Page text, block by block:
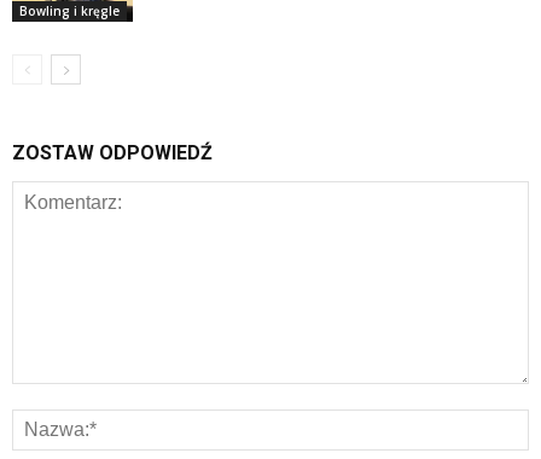
Bowling i kręgle
ZOSTAW ODPOWIEDŹ